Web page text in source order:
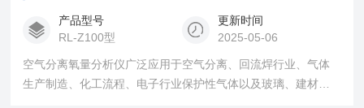
产品型号
RL-Z100型
更新时间
2025-05-06
空气分离氧量分析仪广泛应用于空气分离、回流焊行业、气体
生产制造、化工流程、电子行业保护性气体以及玻璃、建材行